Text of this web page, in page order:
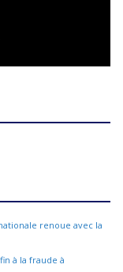
renoue avec la
à la fraude à